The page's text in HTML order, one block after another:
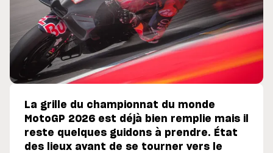
La grille du championnat du monde
MotoGP 2026 est déjà bien remplie mais il
reste quelques guidons à prendre. État
des lieux avant de se tourner vers le